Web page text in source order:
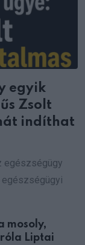
egyik
Zsolt
indíthat
egészségügy
egészségügyi
mosoly,
Liptai